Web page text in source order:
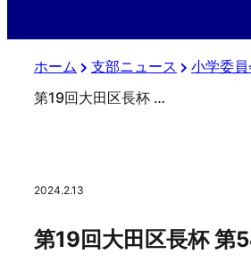
ホーム 支部ニュース
小学委員
第19回大田区長杯 第54回日本少年野球 春季全国大会東京都東支部予選 小学生の部決勝戦
2024.2.13
第19回大田区長杯 第